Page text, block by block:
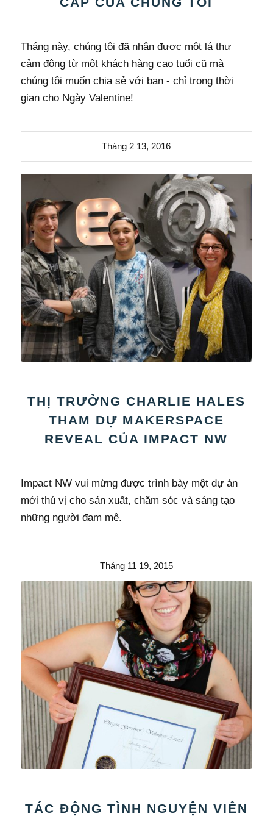
Tháng này, chúng tôi đã nhận được một lá thư
cảm động từ một khách hàng cao tuổi cũ mà
chúng tôi muốn chia sẻ với bạn - chỉ trong thời
gian cho Ngày Valentine!
Tháng 2 13, 2016
THỊ TRƯỞNG CHARLIE HALES
THAM DỰ MAKERSPACE
REVEAL CỦA IMPACT NW
Impact NW vui mừng được trình bày một dự án
mới thú vị cho sản xuất, chăm sóc và sáng tạo
những người đam mê.
Tháng 11 19, 2015
TÁC ĐỘNG TÌNH NGUYỆN VIÊN